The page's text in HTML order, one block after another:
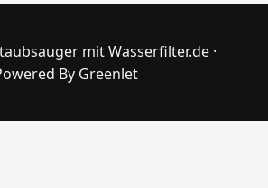
mit Wasserfilter.de ·
By Greenlet